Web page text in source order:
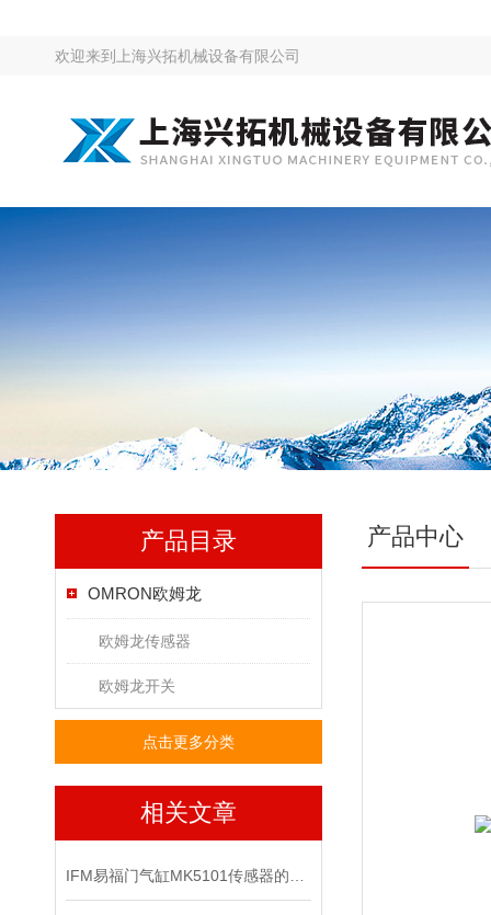
欢迎来到 上海兴拓机械设备有限公司
产品目录
OMRON欧姆龙
欧姆龙传感器
欧姆龙开关
点击更多分类
相关文章
产品中心